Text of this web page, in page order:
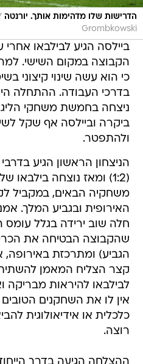
הדרישות שלו מדהימות אותך. יורנטה
Grombkowski
ביילסה הגיע לבילבאו
הקבוצה במקום השישי.
כי הוא עשה שינוי קיצוני
בדרכי העבודה. ההתחלה
ניצחה בחמשת משחקי
ביקרה וביילסה אף שקל
ולהתפטר.
הניצחון הראשון הגיע
משחקיה הבאים, במקביל
האירופית ובגביע המלך.
חלה שוב ירידה בגלל
שהקבוצה הבטיחה את
הגביע) ומתרכזת באירופה,
קצר הצליח המאמן
לבילבאו להיראות מבריקה
אין לו את השחקנים
כלכלית או אידיאולוגית
רוצה.